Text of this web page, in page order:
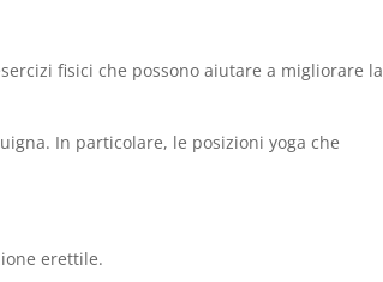
fisici che possono aiutare a migliorare la
In particolare, le posizioni yoga che
erettile.